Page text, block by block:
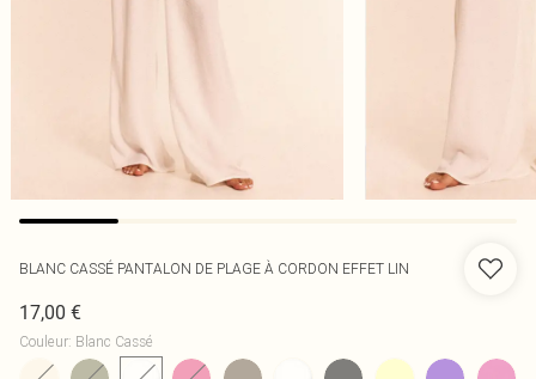
BLANC CASSÉ PANTALON DE PLAGE À CORDON EFFET LIN
17,00 €
Couleur: Blanc Cassé